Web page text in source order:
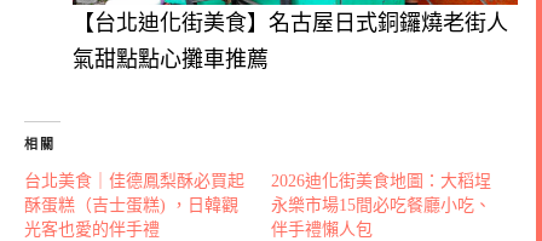
【台北迪化街美食】名古屋日式銅鑼燒老街人
氣甜點點心攤車推薦
相關
台北美食｜佳德鳳梨酥必買起
酥蛋糕（吉士蛋糕) ，日韓觀
光客也愛的伴手禮
2026迪化街美食地圖：大稻埕
永樂市場15間必吃餐廳小吃、
伴手禮懶人包